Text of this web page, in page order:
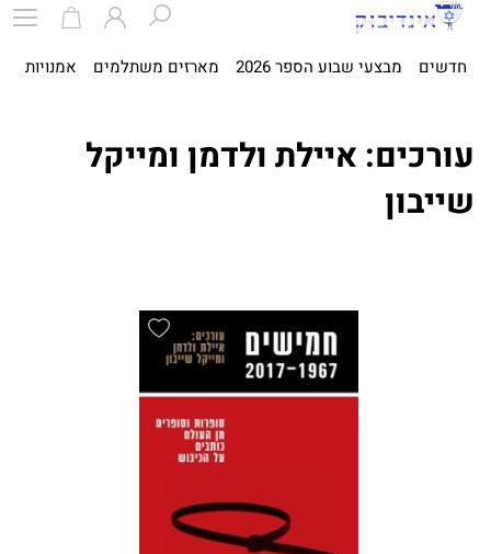
חדשים מבצעי שבוע הספר 2026 מארזים משתלמים אמנויות
עורכים: איילת ולדמן ומייקל
שייבון